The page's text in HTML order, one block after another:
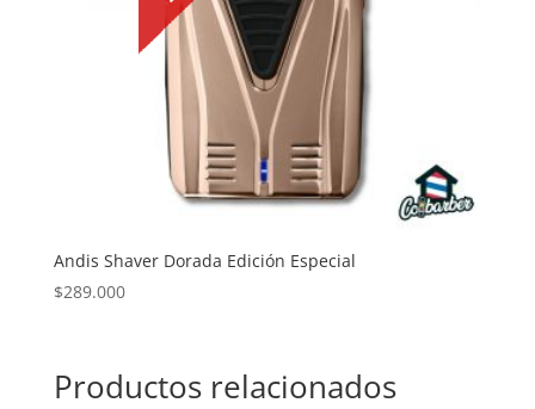
Andis Shaver Dorada Edición Especial
$289.000
Productos relacionados